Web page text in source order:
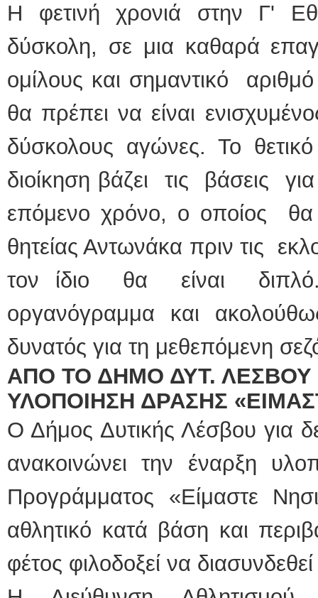
Η φετινή χρονιά στην Γ'
δύσκολη, σε μια καθαρά
ομίλους και σημαντικό
θα πρέπει να είναι
δύσκολους αγώνες. Το
διοίκηση βάζει τις βάσεις
επόμενο χρόνο, ο οποίος
θητείας Αντωνάκα πριν τις
τον ίδιο θα είναι διπλό.
οργανόγραμμα και
δυνατός για τη μεθεπόμενη
ΑΠΟ ΤΟ ΔΗΜΟ ΔΥΤ. ΛΕΣΒΟΥ
ΥΛΟΠΟΙΗΣΗ ΔΡΑΣΗΣ
Ο Δήμος Δυτικής Λέσβου για
ανακοινώνει την έναρξη
Προγράμματος «Είμαστε
αθλητικό κατά βάση και
φέτος φιλοδοξεί να